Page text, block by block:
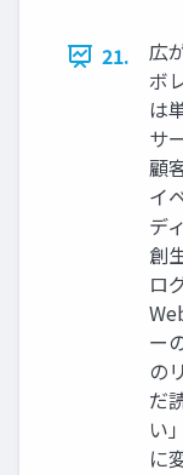
21.
広
ボ
は
サ
顧
イ
デ
創
ロ
ー
の
だ
い
に